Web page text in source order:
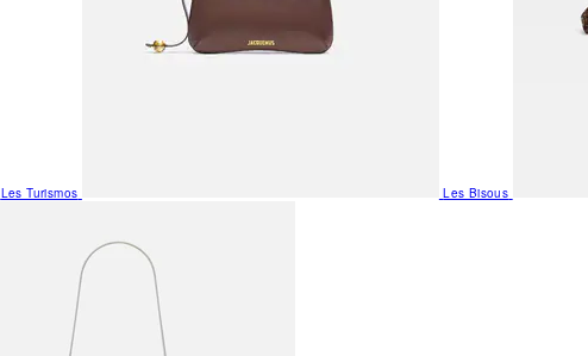
Les Turismos Les Bisous